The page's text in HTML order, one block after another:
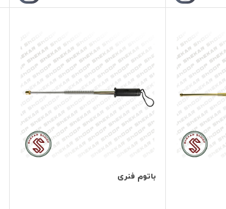
باتوم فنری